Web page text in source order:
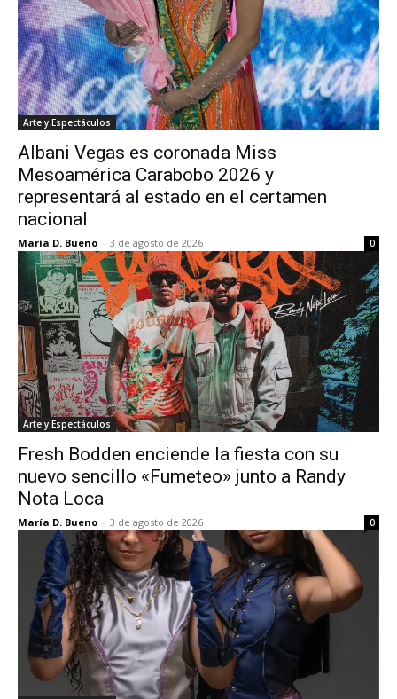
Arte y Espectáculos
Albani Vegas es coronada Miss
Mesoamérica Carabobo 2026 y
representará al estado en el certamen
nacional
María D. Bueno - 3 de agosto de 2026 0
Arte y Espectáculos
Fresh Bodden enciende la fiesta con su
nuevo sencillo «Fumeteo» junto a Randy
Nota Loca
María D. Bueno - 3 de agosto de 2026 0